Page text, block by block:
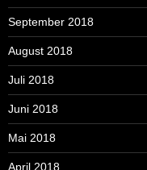
September 2018
August 2018
Juli 2018
Juni 2018
Mai 2018
April 2018